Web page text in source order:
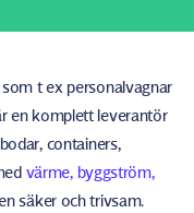
t ex personalvagnar
en komplett leverantör
containers,
värme, byggström,
säker och trivsam.